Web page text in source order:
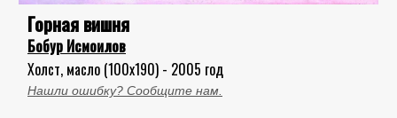
Горная вишня
Бобур Исмоилов
Холст, масло (100x190) - 2005 год
Нашли ошибку? Сообщите нам.